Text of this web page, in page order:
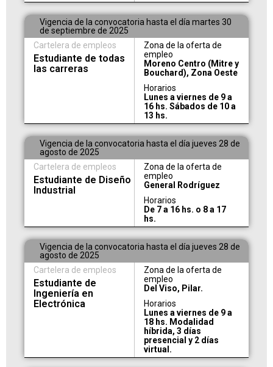
Vigencia de la convocatoria hasta el día martes 30
de septiembre de 2025
Cartelera de empleos
Estudiante de todas
las carreras
Zona de la oferta de
empleo
Moreno Centro (Mitre y
Bouchard), Zona Oeste
Horarios
Lunes a viernes de 9 a
16 hs. Sábados de 10 a
13 hs.
Vigencia de la convocatoria hasta el día jueves 28 de
agosto de 2025
Cartelera de empleos
Estudiante de Diseño
Industrial
Zona de la oferta de
empleo
General Rodríguez
Horarios
De 7 a 16 hs. o 8 a 17
hs.
Vigencia de la convocatoria hasta el día jueves 28 de
agosto de 2025
Cartelera de empleos
Estudiante de
Ingeniería en
Electrónica
Zona de la oferta de
empleo
Del Viso, Pilar.
Horarios
Lunes a viernes de 9 a
18 hs. Modalidad
híbrida, 3 días
presencial y 2 días
virtual.